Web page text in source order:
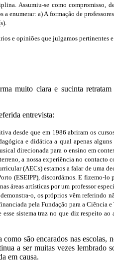
Assumiu-se como compromisso,
enumerar: a) A formação de
e opiniões que julgamos pertinentes
muito clara e sucinta
entrevista:
desde que em 1986 abriram os
e didática a qual apenas
direcionada para o ensino em
a nossa experiência no contacto
(AECs) estamos a falar de uma
(ESEIPP), discordámos. E fizemo-lo
áreas artísticas por um professor
o, os próprios vêm referindo
pela Fundação para a Ciência
sistema traz no que diz respeito ao
são encarados nas escolas,
a ser muitas vezes lembrado
em causa.